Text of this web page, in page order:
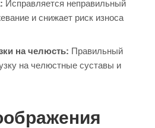
Исправляется неправильный
и снижает риск износа
на челюсть: Правильный
на челюстные суставы и